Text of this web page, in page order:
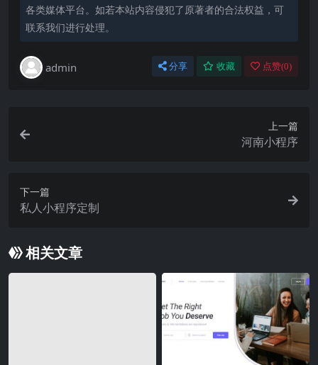
各类媒体平台。如若本站内容侵犯了原著者的合法权益，可
联系我们进行处理。
admin 分享 收藏 点赞(0)
上一篇
河南小程序
下一篇
私人小程序定制
相关文章